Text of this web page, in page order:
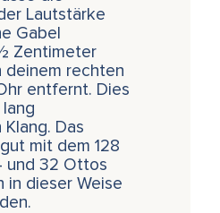
Lautstärke
Gabel
Zentimeter
deinem rechten
entfernt. Dies
Das
mit dem 128
und 32 Ottos
in dieser Weise